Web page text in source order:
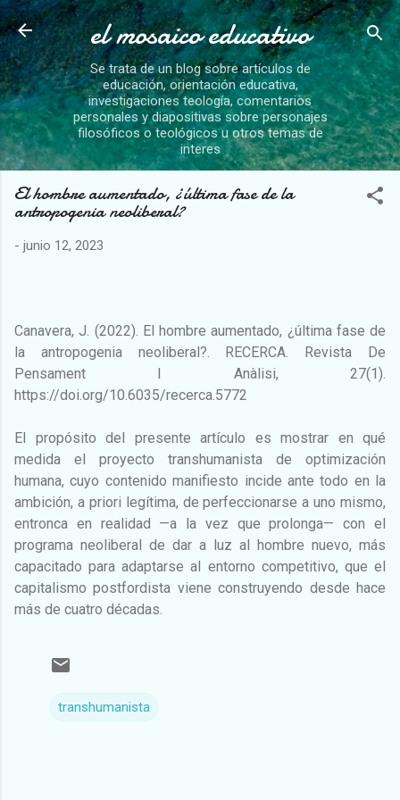
Ir al contenido principal
el mosaico educativo
Se trata de un blog sobre artículos de
educación, orientación educativa,
investigaciones teología, comentarios
personales y diapositivas sobre personajes
filosóficos o teológicos u otros temas de
interes
El hombre aumentado, ¿última fase de la
antropogenia neoliberal?
- junio 12, 2023
Canavera, J. (2022). El hombre aumentado, ¿última fase de
la antropogenia neoliberal?. RECERCA. Revista De
Pensament I Anàlisi, 27(1).
https://doi.org/10.6035/recerca.5772
El propósito del presente artículo es mostrar en qué
medida el proyecto transhumanista de optimización
humana, cuyo contenido manifiesto incide ante todo en la
ambición, a priori legítima, de perfeccionarse a uno mismo,
entronca en realidad —a la vez que prolonga— con el
programa neoliberal de dar a luz al hombre nuevo, más
capacitado para adaptarse al entorno competitivo, que el
capitalismo postfordista viene construyendo desde hace
más de cuatro décadas.
transhumanista